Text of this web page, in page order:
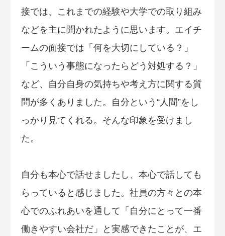
接では、これまでの経験や大学での取り組み
などを主に聞かれたように思います。エイチ
ームの面接では「何を大切にしている？」
「こういう事態になったらどう対処する？」
など、自分自身の気持ちや考え方に関する質
問が多くありました。自分という“人間”をし
っかり見てくれる。そんな印象を受けまし
た。
自分も本心で話せましたし、本心で話しても
らっていると感じました。社員の方々との本
心でのふれあいを通して「自分にとって一番
働きやすい会社だ」と実感できたことが、エ